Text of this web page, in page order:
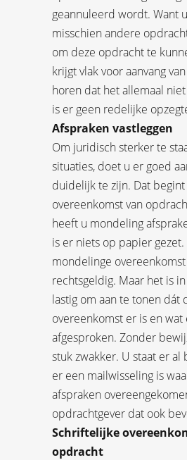
geannuleerd wordt. Want
misschien andere
om deze opdracht te
krijgt vlak voor aanvang
horen dat het allemaal
is er geen redelijke
Afspraken vastleggen
Om juridisch sterker te
situaties, doet u er goed
duidelijk te zijn. Dat
overeenkomst van
heeft u mondeling
is er niets op papier gezet.
mondelinge
rechtsgeldig. Maar het is
lastig om aan te tonen dát
overeenkomst er is en
afgesproken. Zonder
stuk zwakker. U staat er al
er een mailwisseling is
afspraken
opdrachtgever dat ook
Schriftelijke
opdracht